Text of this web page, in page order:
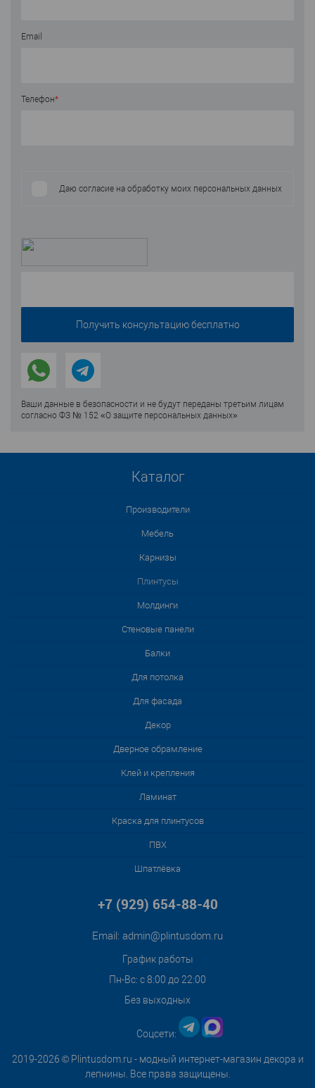
Email
Телефон*
Даю согласие на обработку моих персональных данных
Ваши данные в безопасности и не будут переданы третьим лицам
согласно ФЗ № 152 «О защите персональных данных»
Каталог
Производители
Мебель
Карнизы
Плинтусы
Молдинги
Стеновые панели
Балки
Для потолка
Для фасада
Декор
Дверное обрамление
Клей и крепления
Ламинат
Краска для плинтусов
ПВХ
Шпатлёвка
2019-2026 © Plintusdom.ru - модный интернет-магазин декора и
лепнины. Все права защищены.
+7 (929) 654-88-40
Email: admin@plintusdom.ru
График работы
Пн-Вс: с 8:00 до 22:00
Без выходных
Соцсети: